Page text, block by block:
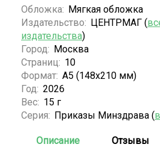
Обложка: Мягкая обложка
Издательство: ЦЕНТРМАГ (
издательства)
Город: Москва
Страниц: 10
Формат: А5 (148x210 мм)
Год: 2026
Вес: 15 г
Серия: Приказы Минздрава (
Описание Отзывы